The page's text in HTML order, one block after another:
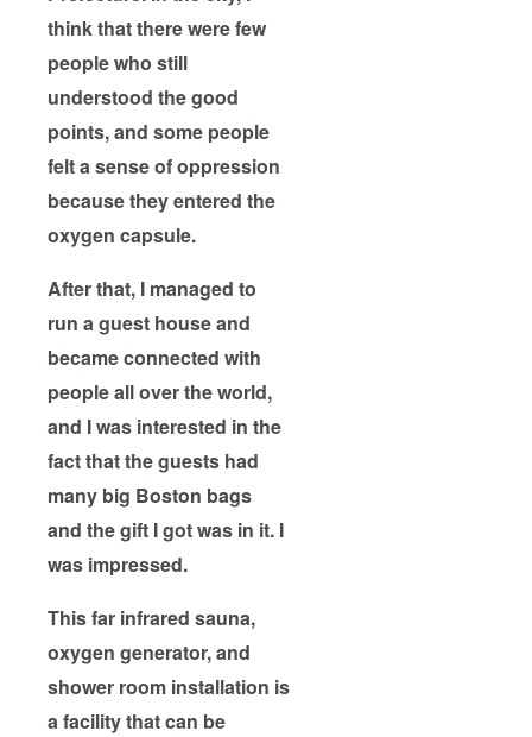
think that there were few
people who still
understood the good
points, and some people
felt a sense of oppression
because they entered the
oxygen capsule.
After that, I managed to
run a guest house and
became connected with
people all over the world,
and I was interested in the
fact that the guests had
many big Boston bags
and the gift I got was in it. I
was impressed.
This far infrared sauna,
oxygen generator, and
shower room installation is
a facility that can be